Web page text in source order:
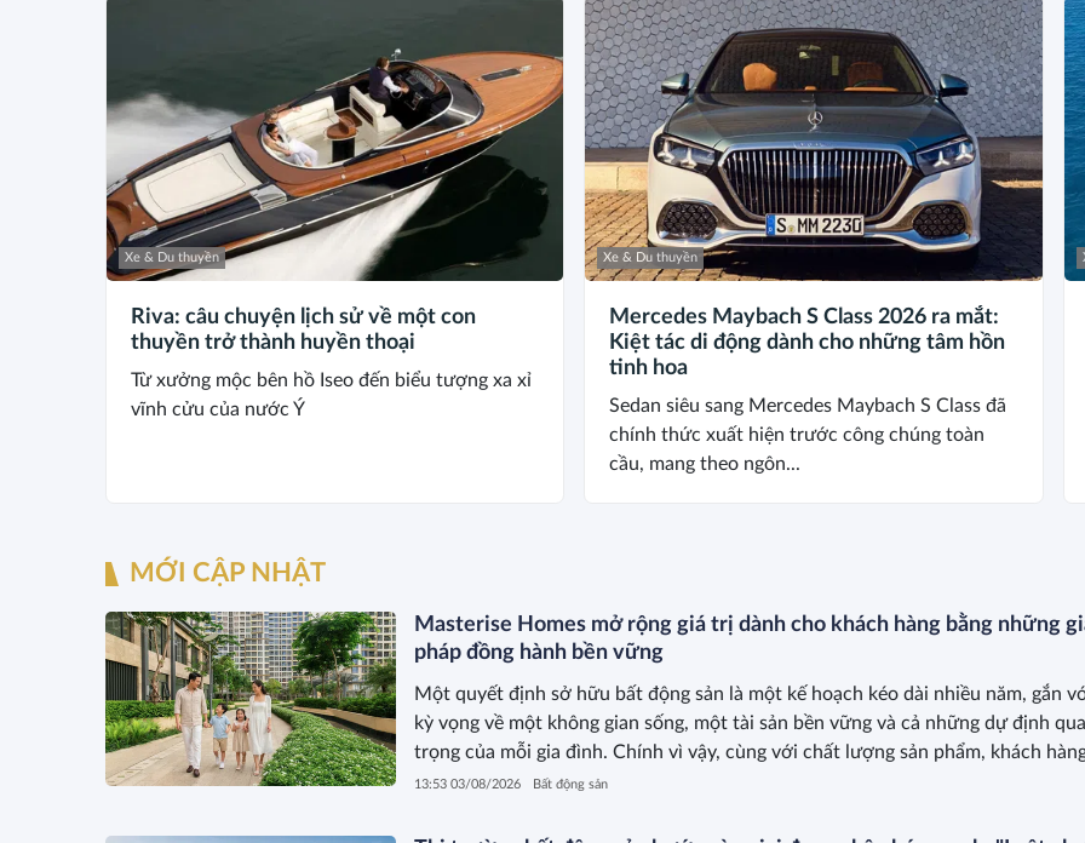
Xe & Du thuyền
Riva: câu chuyện lịch sử về một con
thuyền trở thành huyền thoại
Từ xưởng mộc bên hồ Iseo đến biểu tượng xa xỉ
vĩnh cửu của nước Ý
Xe & Du thuyền
Mercedes Maybach S Class 2026 ra mắt:
Kiệt tác di động dành cho những tâm hồn
tinh hoa
Sedan siêu sang Mercedes Maybach S Class đã
chính thức xuất hiện trước công chúng toàn
cầu, mang theo ngôn...
MỚI CẬP NHẬT
Masterise Homes mở rộng giá trị dành cho khách hàng bằng những
pháp đồng hành bền vững
Một quyết định sở hữu bất động sản là một kế hoạch kéo dài nhiều năm, gắn
kỳ vọng về một không gian sống, một tài sản bền vững và cả những dự định
trọng của mỗi gia đình. Chính vì vậy, cùng với chất lượng sản phẩm, khách
ngày càng kỳ vọng nhiều hơn vào khả năng đồng hành của nhà phát triển trong
13:53 03/08/2026 Bất động sản